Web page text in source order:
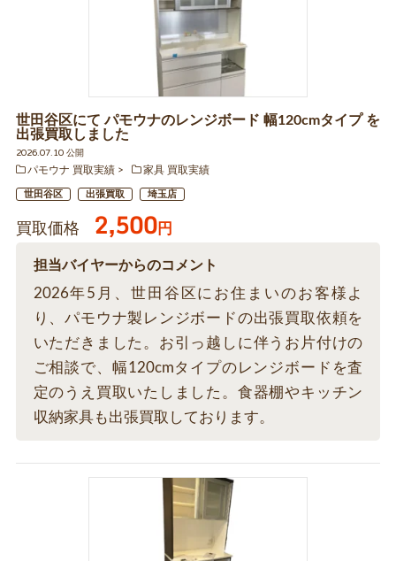
世田谷区にて パモウナのレンジボード 幅120cmタイプ を
出張買取しました
2026.07.10 公開
パモウナ 買取実績
家具 買取実績
世田谷区 出張買取 埼玉店
買取価格 2,500円
担当バイヤーからのコメント
2026年5月、世田谷区にお住まいのお客様よ
り、パモウナ製レンジボードの出張買取依頼を
いただきました。お引っ越しに伴うお片付けの
ご相談で、幅120cmタイプのレンジボードを査
定のうえ買取いたしました。食器棚やキッチン
収納家具も出張買取しております。